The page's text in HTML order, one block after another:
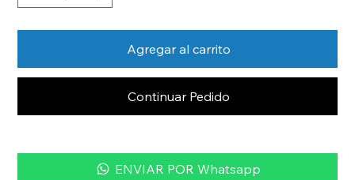
Agregar al carrito
Continuar Pedido
ENVIAR POR Whatsapp